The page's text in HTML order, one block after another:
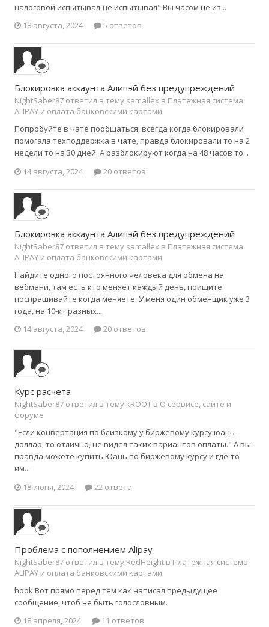
налоговой испытывал-не испытывал" Вы часом не из...
18 августа, 2024
5 ответов
Блокировка аккаунта Алипэй без предупреждений
NightSaber87 ответил в тему samallex в Платежная система
ALIPAY и оплата банковскими картами
Попробуйте в чате пообщаться, всегда когда блокировали
помогала техподдержка в чате, правда блокировали то на 2
недели то на 30 дней. А разблокируют когда на 48 часов то...
14 августа, 2024
20 ответов
Блокировка аккаунта Алипэй без предупреждений
NightSaber87 ответил в тему samallex в Платежная система
ALIPAY и оплата банковскими картами
Найдите одного постоянного человека для обмена на
вебмани, там есть кто меняет каждый день, поищите
поспрашивайте когда меняете. У меня один обменщик уже 3
года, на 10-к+ разных...
14 августа, 2024
20 ответов
Курс расчета
NightSaber87 ответил в тему kROOT в О сервисе, сайте и
форуме
"Если конвертация по близкому у биржевому курсу юань-
доллар, то отлично, не видел таких вариантов оплаты." А вы
правда можете купить Юань по биржевому курсу и где-то
им...
18 июня, 2024
22 ответа
Проблема с пополнением Alipay
NightSaber87 ответил в тему RedHeight в Платежная система
ALIPAY и оплата банковскими картами
hook Вот прямо перед тем как написал предыдущее
сообщение, чтоб не быть голословным.
18 апреля, 2024
11 ответов